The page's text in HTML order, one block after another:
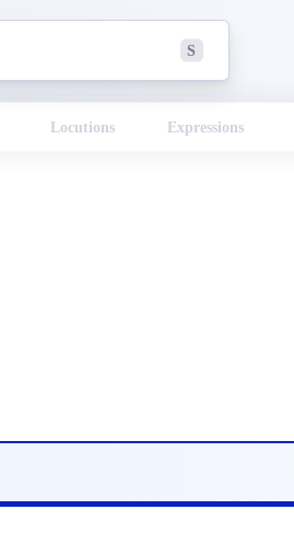
S
Locutions Expressions